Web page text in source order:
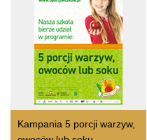
Kampania 5 porcji warzyw,